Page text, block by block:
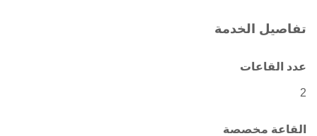
تفاصيل الخدمة
عدد القاعات
2
القاعة مخصصة